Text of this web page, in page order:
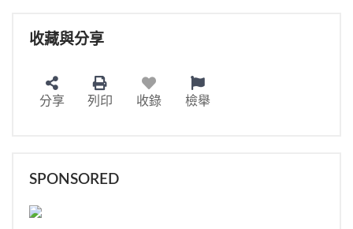
收藏與分享
分享 列印 收錄 檢舉
SPONSORED